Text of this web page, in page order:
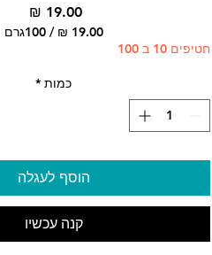
‏19.00 ‏₪
/100גרם
100
חטיפים 10 ב 100
כמות *
הוסף לעגלה
קנה עכשיו